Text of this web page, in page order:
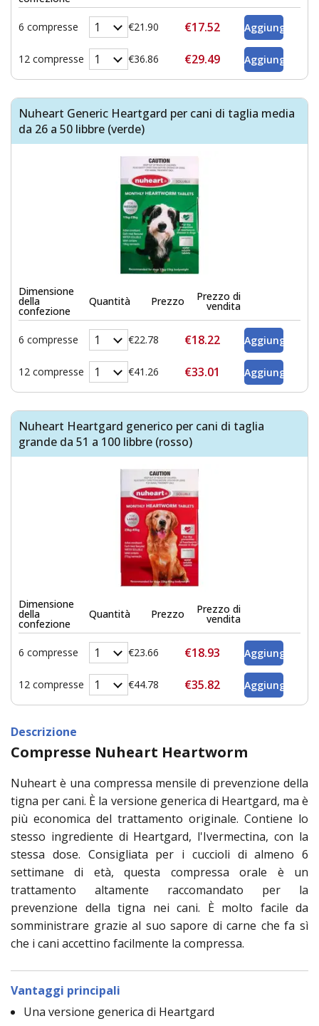
6 compresse €21.90 €17.52
12 compresse €36.86 €29.49
Nuheart Generic Heartgard per cani di taglia media
da 26 a 50 libbre (verde)
Dimensione
della
confezione
Quantità Prezzo Prezzo di
vendita
6 compresse €22.78 €18.22
12 compresse €41.26 €33.01
Nuheart Heartgard generico per cani di taglia
grande da 51 a 100 libbre (rosso)
Dimensione
della
confezione
Quantità Prezzo Prezzo di
vendita
6 compresse €23.66 €18.93
12 compresse €44.78 €35.82
Descrizione
Compresse Nuheart Heartworm
Nuheart è una compressa mensile di prevenzione della
tigna per cani. È la versione generica di Heartgard, ma è
più economica del trattamento originale. Contiene lo
stesso ingrediente di Heartgard, l'Ivermectina, con la
stessa dose. Consigliata per i cuccioli di almeno 6
settimane di età, questa compressa orale è un
trattamento altamente raccomandato per la
prevenzione della tigna nei cani. È molto facile da
somministrare grazie al suo sapore di carne che fa sì
che i cani accettino facilmente la compressa.
Vantaggi principali
Una versione generica di Heartgard